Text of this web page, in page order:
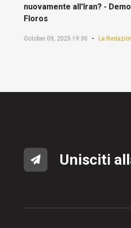
nuovamente all'Iran? -
Floros
October 09, 2025 19:30 - La
Unisciti